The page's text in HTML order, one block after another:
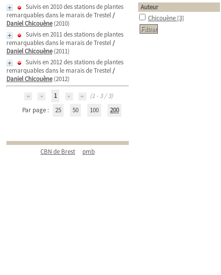
Suivis en 2010 des stations de plantes
remarquables dans le marais de Trestel/
Daniel Chicouène(2010)
Suivis en 2011 des stations de plantes
remarquables dans le marais de Trestel/
Daniel Chicouène(2011)
Suivis en 2012 des stations de plantes
remarquables dans le marais de Trestel/
Daniel Chicouène(2012)
1
(1 - 3 / 3)
Par page :
25 50 100 200
CBN de Brest pmb
Auteur
Chicouène [3]